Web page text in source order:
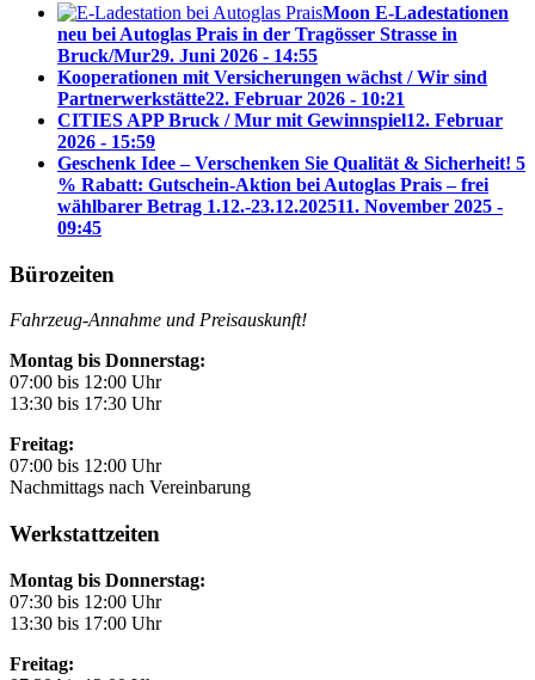
Moon E-Ladestationen
neu bei Autoglas Prais in der Tragösser Strasse in
Bruck/Mur29. Juni 2026 - 14:55
Kooperationen mit Versicherungen wächst / Wir sind
Partnerwerkstätte22. Februar 2026 - 10:21
CITIES APP Bruck / Mur mit Gewinnspiel12. Februar
2026 - 15:59
Geschenk Idee – Verschenken Sie Qualität & Sicherheit! 5
% Rabatt: Gutschein-Aktion bei Autoglas Prais – frei
wählbarer Betrag 1.12.-23.12.202511. November 2025 -
09:45
Bürozeiten
Fahrzeug-Annahme und Preisauskunft!
Montag bis Donnerstag:
07:00 bis 12:00 Uhr
13:30 bis 17:30 Uhr
Freitag:
07:00 bis 12:00 Uhr
Nachmittags nach Vereinbarung
Werkstattzeiten
Montag bis Donnerstag:
07:30 bis 12:00 Uhr
13:30 bis 17:00 Uhr
Freitag: